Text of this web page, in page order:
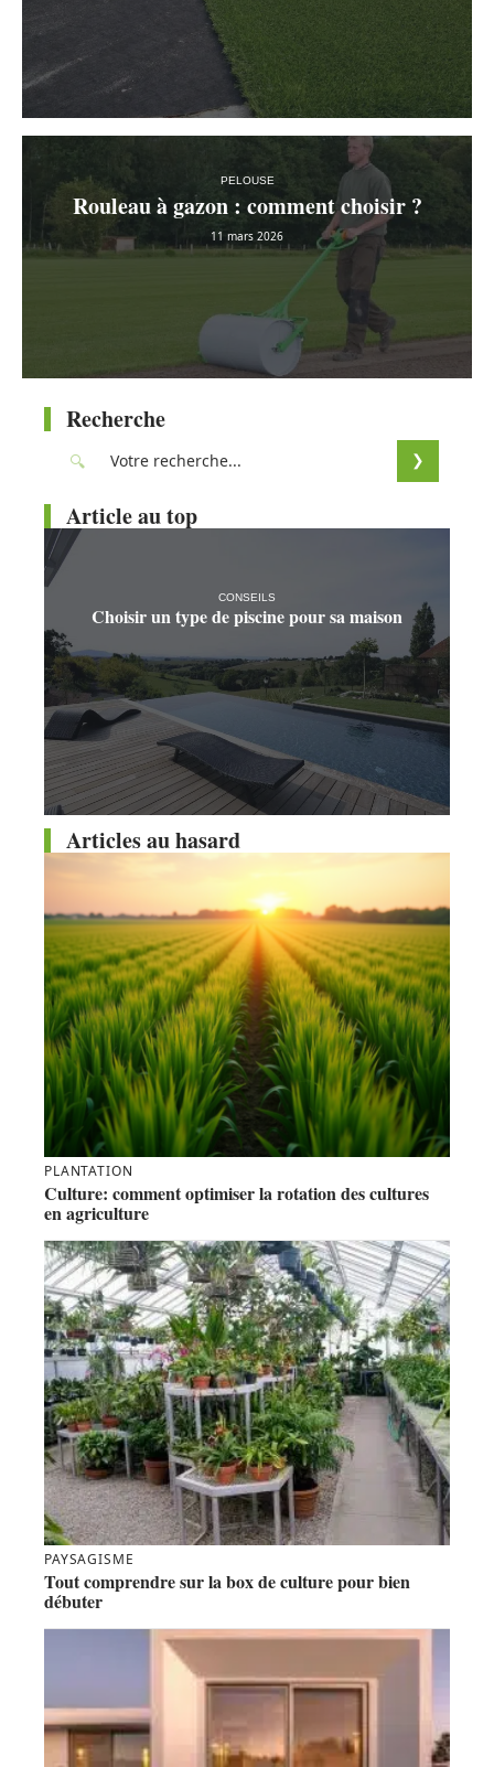
PELOUSE
Rouleau à gazon : comment choisir ?
11 mars 2026
Recherche
Article au top
CONSEILS
Choisir un type de piscine pour sa maison
Articles au hasard
PLANTATION
Culture: comment optimiser la rotation des cultures
en agriculture
PAYSAGISME
Tout comprendre sur la box de culture pour bien
débuter